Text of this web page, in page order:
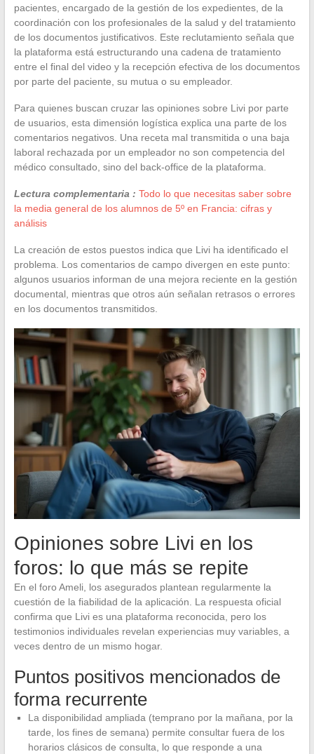
pacientes, encargado de la gestión de los expedientes, de la
coordinación con los profesionales de la salud y del tratamiento
de los documentos justificativos. Este reclutamiento señala que
la plataforma está estructurando una cadena de tratamiento
entre el final del video y la recepción efectiva de los documentos
por parte del paciente, su mutua o su empleador.
Para quienes buscan cruzar las opiniones sobre Livi por parte
de usuarios, esta dimensión logística explica una parte de los
comentarios negativos. Una receta mal transmitida o una baja
laboral rechazada por un empleador no son competencia del
médico consultado, sino del back-office de la plataforma.
Lectura complementaria : Todo lo que necesitas saber sobre
la media general de los alumnos de 5º en Francia: cifras y
análisis
La creación de estos puestos indica que Livi ha identificado el
problema. Los comentarios de campo divergen en este punto:
algunos usuarios informan de una mejora reciente en la gestión
documental, mientras que otros aún señalan retrasos o errores
en los documentos transmitidos.
Opiniones sobre Livi en los
foros: lo que más se repite
En el foro Ameli, los asegurados plantean regularmente la
cuestión de la fiabilidad de la aplicación. La respuesta oficial
confirma que Livi es una plataforma reconocida, pero los
testimonios individuales revelan experiencias muy variables, a
veces dentro de un mismo hogar.
Puntos positivos mencionados de
forma recurrente
La disponibilidad ampliada (temprano por la mañana, por la
tarde, los fines de semana) permite consultar fuera de los
horarios clásicos de consulta, lo que responde a una